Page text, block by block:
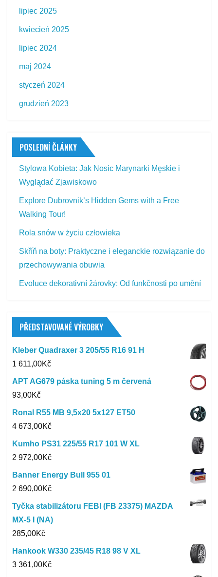
lipiec 2025
kwiecień 2025
lipiec 2024
maj 2024
styczeń 2024
grudzień 2023
POSLEDNÍ ČLÁNKY
Stylowa Kobieta: Jak Nosic Marynarki Męskie i
Wyglądać Zjawiskowo
Explore Dubrovnik’s Hidden Gems with a Free
Walking Tour!
Rola snów w życiu człowieka
Skříň na boty: Praktyczne i eleganckie rozwiązanie do
przechowywania obuwia
Evoluce dekorativní žárovky: Od funkčnosti po umění
PŘEDSTAVOVANÉ VÝROBKY
Kleber Quadraxer 3 205/55 R16 91 H
1 611,00Kč
APT AG679 páska tuning 5 m červená
93,00Kč
Ronal R55 MB 9,5x20 5x127 ET50
4 673,00Kč
Kumho PS31 225/55 R17 101 W XL
2 972,00Kč
Banner Energy Bull 955 01
2 690,00Kč
Tyčka stabilizátoru FEBI (FB 23375) MAZDA
MX-5 I (NA)
285,00Kč
Hankook W330 235/45 R18 98 V XL
3 361,00Kč